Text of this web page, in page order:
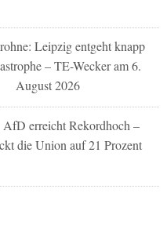
Leipzig entgeht knapp
– TE-Wecker am 6.
August 2026
AfD erreicht Rekordhoch –
die Union auf 21 Prozent